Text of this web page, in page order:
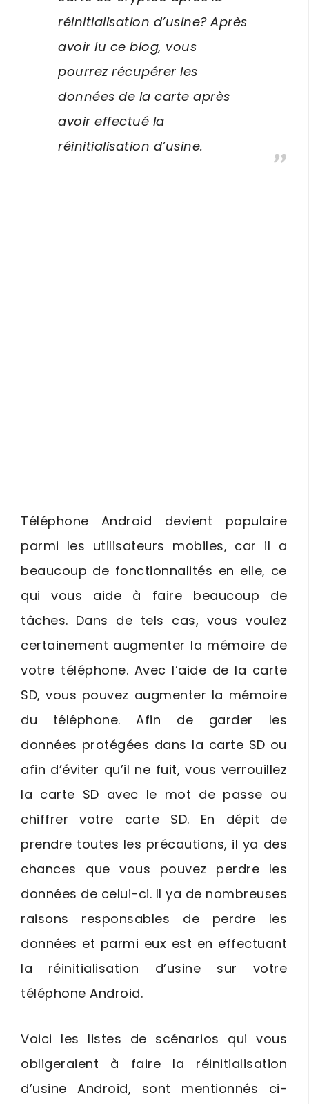
réinitialisation d’usine? Après
avoir lu ce blog, vous
pourrez récupérer les
données de la carte après
avoir effectué la
réinitialisation d’usine.
Téléphone Android devient populaire
parmi les utilisateurs mobiles, car il a
beaucoup de fonctionnalités en elle, ce
qui vous aide à faire beaucoup de
tâches. Dans de tels cas, vous voulez
certainement augmenter la mémoire de
votre téléphone. Avec l’aide de la carte
SD, vous pouvez augmenter la mémoire
du téléphone. Afin de garder les
données protégées dans la carte SD ou
afin d’éviter qu’il ne fuit, vous verrouillez
la carte SD avec le mot de passe ou
chiffrer votre carte SD. En dépit de
prendre toutes les précautions, il ya des
chances que vous pouvez perdre les
données de celui-ci. Il ya de nombreuses
raisons responsables de perdre les
données et parmi eux est en effectuant
la réinitialisation d’usine sur votre
téléphone Android.
Voici les listes de scénarios qui vous
obligeraient à faire la réinitialisation
d’usine Android, sont mentionnés ci-